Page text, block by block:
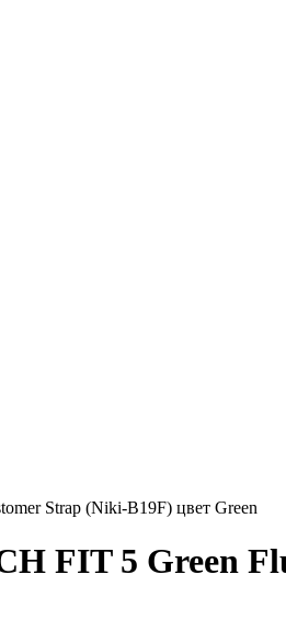
Strap (Niki-B19F) цвет Green
FIT 5 Green